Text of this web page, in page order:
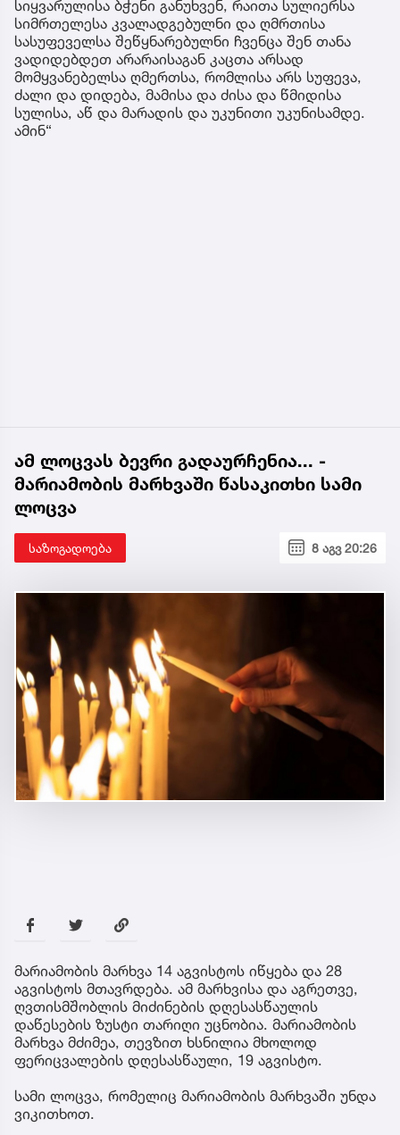
სიყვარულისა ბჭენი განუხვენ, რაითა სულიერსა
სიმრთელესა კვალადგებულნი და ღმრთისა
სასუფეველსა შეწყნარებულნი ჩვენცა შენ თანა
ვადიდებდეთ არარაისაგან კაცთა არსად
მომყვანებელსა ღმერთსა, რომლისა არს სუფევა,
ძალი და დიდება, მამისა და ძისა და წმიდისა
სულისა, აწ და მარადის და უკუნითი უკუნისამდე.
ამინ“
ამ ლოცვას ბევრი გადაურჩენია... -
მარიამობის მარხვაში წასაკითხი სამი
ლოცვა
საზოგადოება 8 აგვ 20:26
მარიამობის მარხვა 14 აგვისტოს იწყება და 28
აგვისტოს მთავრდება. ამ მარხვისა და აგრეთვე,
ღვთისმშობლის მიძინების დღესასწაულის
დაწესების ზუსტი თარიღი უცნობია. მარიამობის
მარხვა მძიმეა, თევზით ხსნილია მხოლოდ
ფერიცვალების დღესასწაული, 19 აგვისტო.
სამი ლოცვა, რომელიც მარიამობის მარხვაში უნდა
ვიკითხოთ.